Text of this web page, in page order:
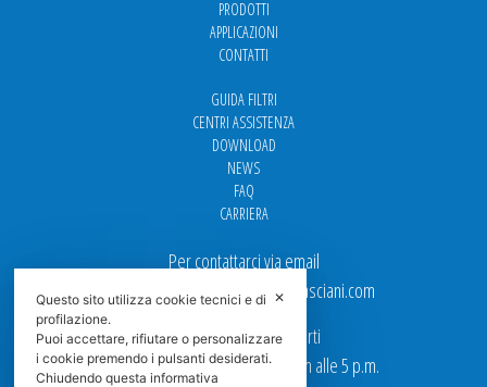
PRODOTTI
APPLICAZIONI
CONTATTI
GUIDA FILTRI
CENTRI ASSISTENZA
DOWNLOAD
NEWS
FAQ
CARRIERA
Per contattarci via email
Ufficio Vendite: italy.sales@spasciani.com
I nostri uffici sono aperti
dal Lunedi al Venerdi dalle 9 a.m alle 5 p.m.
✕
Questo sito utilizza cookie tecnici e di
profilazione.
Puoi accettare, rifiutare o personalizzare
i cookie premendo i pulsanti desiderati.
Chiudendo questa informativa